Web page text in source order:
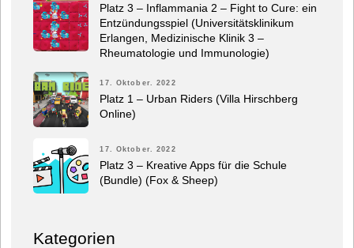
Platz 3 – Inflammania 2 – Fight to Cure: ein
Entzündungsspiel (Universitätsklinikum
Erlangen, Medizinische Klinik 3 –
Rheumatologie und Immunologie)
17. Oktober. 2022
Platz 1 – Urban Riders (Villa Hirschberg
Online)
17. Oktober. 2022
Platz 3 – Kreative Apps für die Schule
(Bundle) (Fox & Sheep)
Kategorien